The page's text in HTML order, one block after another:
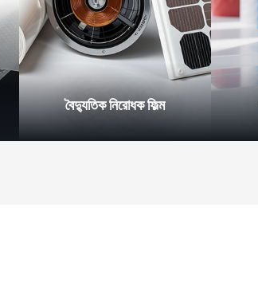
বৈদ্যুতিক নিরোধক ফিল্ম